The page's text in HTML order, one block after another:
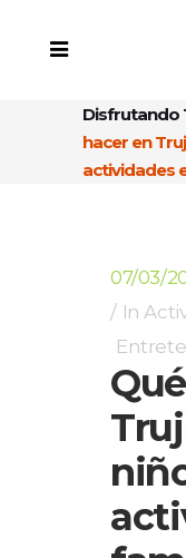
Disfrutando
hacer en
actividades
07/03/
In